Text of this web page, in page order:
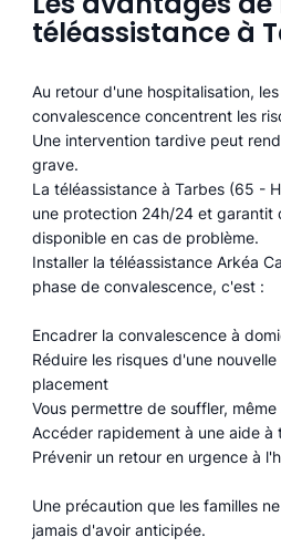
téléassistance à
Au retour d'une hospitalisation,
convalescence concentrent les
Une intervention tardive peut
grave.
La téléassistance à Tarbes (65 -
une protection 24h/24 et garantit
disponible en cas de problème.
Installer la téléassistance Arkéa
phase de convalescence, c'est :
Encadrer la convalescence à
Réduire les risques d'une
placement
Vous permettre de souffler,
Accéder rapidement à une aide à
Prévenir un retour en urgence à
Une précaution que les familles
jamais d'avoir anticipée.